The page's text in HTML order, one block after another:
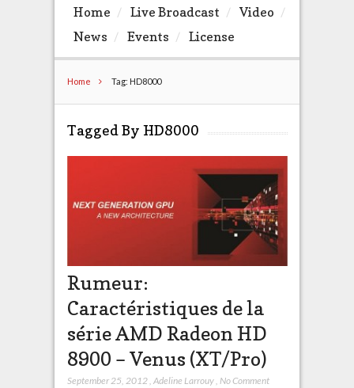
Home Live Broadcast
Video
News
Events License
Home Tag: HD8000
Tagged By HD8000
Rumeur:
Caractéristiques de la
série AMD Radeon HD
8900 – Venus (XT/Pro)
September 25, 2012, Adeline Larrouy, No Comment